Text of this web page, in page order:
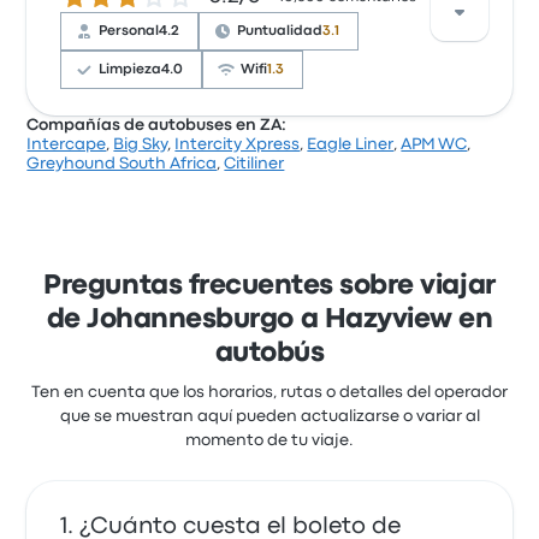
los boletos y la ubicación de la salida, pero a menudo
se quejaron de el wifi. Los precios de los boletos de
Citiliner en este viaje comienzan en $296
Personal4.2 Puntualidad3.1
Limpieza4.0 Wifi1.3
Según 28 reseñas, Greyhound South Africa recibió
South Africa en este viaje comienzan en $322
Compañías de autobuses en ZA:
Intercape, Big Sky, Intercity Xpress, Eagle Liner,APM WC,
Greyhound South Africa,Citiliner
Preguntas frecuentes sobre viajar
de Johannesburgo a Hazyview en
autobús
Ten en cuenta que los horarios, rutas o detalles del operador
que se muestran aquí pueden actualizarse o variar al
momento de tu viaje.
¿Cuánto cuesta el boleto de